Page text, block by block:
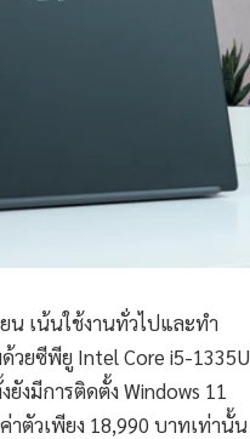
น เน้นใช้งานทั่วไปและทำ
วยซีพียู Intel Core i5-1335U
งมีการติดตั้ง Windows 11
ตัวเพียง 18,990 บาทเท่านั้น